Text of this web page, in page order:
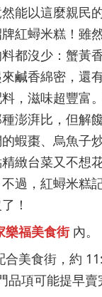
能以這麼親民
紅蟳米糕！雖
都沒少：蟹黃
鹹香綿密，還
，滋味超豐富
澎湃比，但解
蝦棗、烏魚子
緻台菜又不想
過，紅蟳米糕
！
樂福美食街內。
合美食街，約
品項可能提早賣